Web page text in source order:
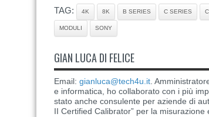
TAG: 4K 8K B SERIES C SERIES
MODULI SONY
GIAN LUCA DI FELICE
Email: gianluca@tech4u.it .
e informatica, ho collaborato con i più
stato anche consulente per aziende di
II Certified Calibrator” per la